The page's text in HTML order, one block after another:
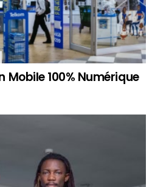
Mobile 100% Numérique